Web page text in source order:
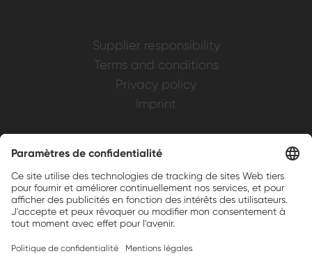
Supplier responsibility
Terms and conditions
Privacy policy
Imprint
Brands, Inc.
Companion brands: